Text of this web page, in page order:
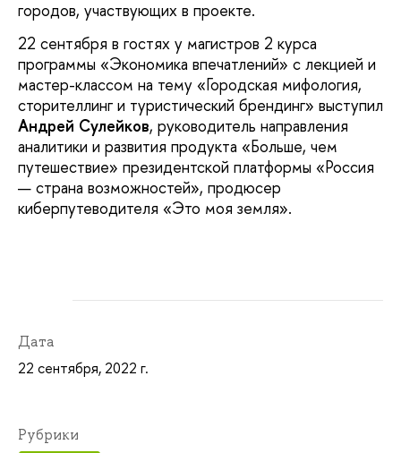
городов, участвующих в проекте.
22 сентября в гостях у магистров 2 курса
программы «Экономика впечатлений» с лекцией и
мастер-классом на тему «Городская мифология,
сторителлинг и туристический брендинг» выступил
Андрей Сулейков, руководитель направления
аналитики и развития продукта «Больше, чем
путешествие» президентской платформы «Россия
— страна возможностей», продюсер
киберпутеводителя «Это моя земля».
Дата
22 сентября, 2022 г.
Рубрики